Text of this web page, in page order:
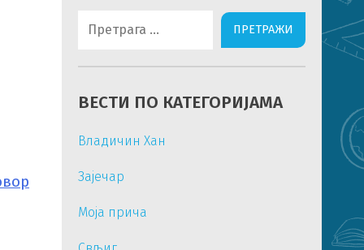
за:
ВЕСТИ ПО КАТЕГОРИЈАМА
Владичин Хан
Зајечар
Моја прича